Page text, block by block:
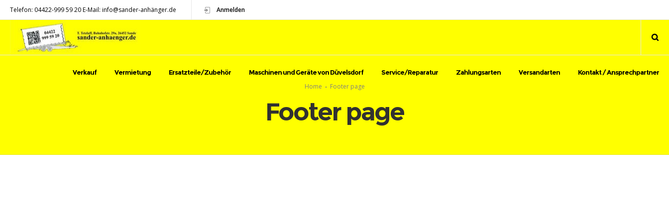
Telefon: 04422-999 59 20 E-Mail: info@sander-anhänger.de Anmelden
Verkauf Vermietung Ersatzteile/Zubehör Maschinen und Geräte von Düvelsdorf Service/Reparatur Zahlungsarten Versandarten Kontakt / Ansprechpartner
Home Footer page
Footer page